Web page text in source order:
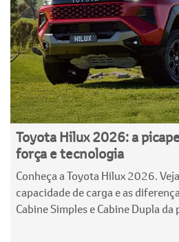
Toyota Hilux 2026: a
força e tecnologia
Conheça a Toyota Hilux 2026.
capacidade de carga e as
Cabine Simples e Cabine Dupla